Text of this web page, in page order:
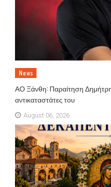
News
ΑΟ Ξάνθη: Παραίτηση
αντικαταστάτες του
August 06, 2026